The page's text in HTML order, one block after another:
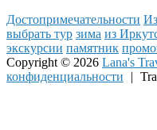
Достопримечательности
выбрать тур зима из
экскурсии памятник
Copyright © 2026 Lana's
конфиденциальности
|